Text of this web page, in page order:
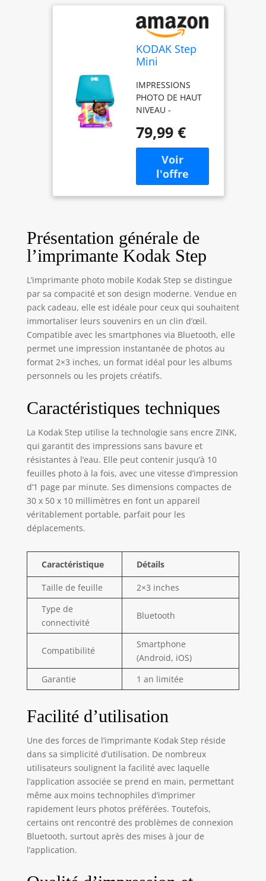
KODAK Step
Mini
mobile couleur
portable et
sans fil
Imprimante
photo
instantanée
smartphone,
Zink 2x3” (5,1 x
7,5 cm) Photos
IMPRESSIONS
PHOTO DE HAUT
NIVEAU -
KODAK Step peut
être connectée à
n'importe quel
appareil
fonctionnant sous
iOS ou Android [via
ZINK INKLESS - Le
papier photo
autocollant 5x7 cm
coloration intégrés
fournit des
impressions de
haute qualité
durables,
résistantes à
l'humidité et aux
déchirures UNE
COMPLÈTE -
l'application
KODAK pour
personnaliser vos
photos avec des
filtres, des
bordures, des
autocollants, des
commentaires et
COMPACT ET
L'imprimante Step
est une
portable et légère.
Il a une batterie
lithium-ion
rechargeable
intégrée [une
charge de batterie
imprimées]
EMPORTEZ VOS
imprimante de la
taille d'une paume
s'installe
rapidement et
offre de superbes
impressions
d'autocollants.
Idéal pour décorer
79,99 €
Présentation générale de
l’imprimante Kodak Step
L’imprimante photo mobile Kodak Step se distingue
par sa compacité et son design moderne. Vendue en
pack cadeau, elle est idéale pour ceux qui souhaitent
immortaliser leurs souvenirs en un clin d’œil.
Compatible avec les smartphones via Bluetooth, elle
permet une impression instantanée de photos au
format 2×3 inches, un format idéal pour les albums
personnels ou les projets créatifs.
Caractéristiques techniques
La Kodak Step utilise la technologie sans encre ZINK,
qui garantit des impressions sans bavure et
résistantes à l’eau. Elle peut contenir jusqu’à 10
feuilles photo à la fois, avec une vitesse d’impression
d’1 page par minute. Ses dimensions compactes de
30 x 50 x 10 millimètres en font un appareil
véritablement portable, parfait pour les
déplacements.
Caractéristique Détails
Taille de feuille
2×3 inches
Type de
connectivité
Bluetooth
Compatibilité
Smartphone
(Android, iOS)
Garantie
1 an limitée
Facilité d’utilisation
Une des forces de l’imprimante Kodak Step réside
dans sa simplicité d’utilisation. De nombreux
utilisateurs soulignent la facilité avec laquelle
l’application associée se prend en main, permettant
même aux moins technophiles d’imprimer
rapidement leurs photos préférées. Toutefois,
certains ont rencontré des problèmes de connexion
Bluetooth, surtout après des mises à jour de
l’application.